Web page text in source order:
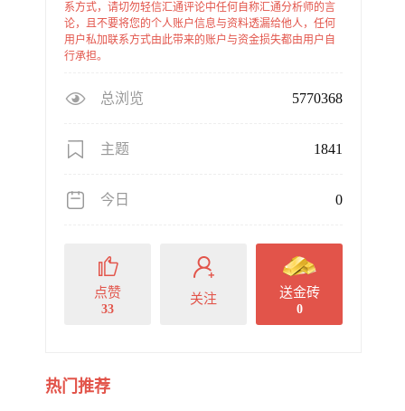
系方式，请切勿轻信汇通评论中任何自称汇通分析师的言
论，且不要将您的个人账户信息与资料透漏给他人，任何
用户私加联系方式由此带来的账户与资金损失都由用户自
行承担。
总浏览 5770368
主题 1841
今日 0
点赞
33
关注 送金砖
0
热门推荐